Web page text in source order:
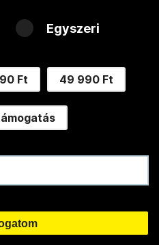
Egyszeri
Ft 49 990 Ft